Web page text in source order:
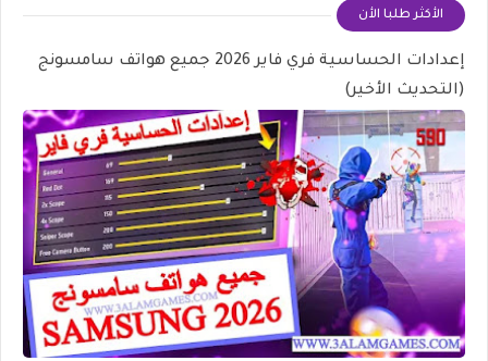
الأكثر طلبا الأن
إعدادات الحساسية فري فاير 2026 جميع هواتف سامسونج
(التحديث الأخير)